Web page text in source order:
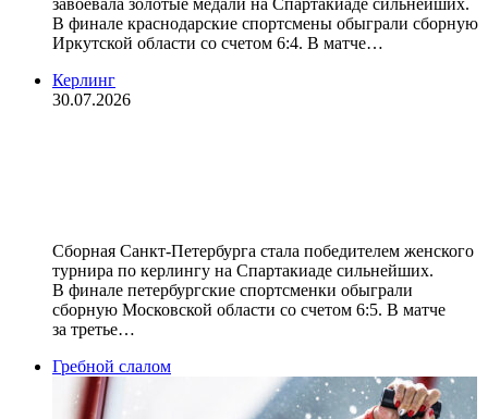
завоевала золотые медали на Спартакиаде сильнейших.
В финале краснодарские спортсмены обыграли сборную
Иркутской области со счетом 6:4. В матче…
Керлинг
30.07.2026
Сборная Санкт‑Петербурга стала победителем женского
турнира по керлингу на Спартакиаде сильнейших.
В финале петербургские спортсменки обыграли
сборную Московской области со счетом 6:5. В матче
за третье…
Гребной слалом